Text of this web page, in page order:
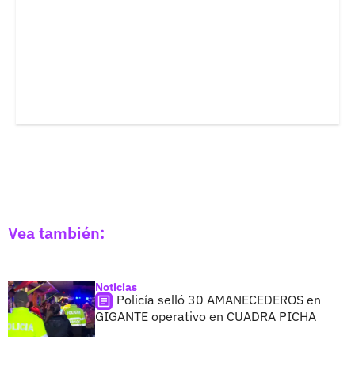
Vea también:
Noticias
Policía selló 30 AMANECEDEROS en
GIGANTE operativo en CUADRA PICHA